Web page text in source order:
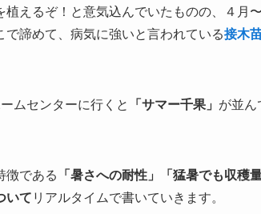
えるぞ！と意気込んでいたものの、４月
諦めて、病気に強いと言われている接木
ムセンターに行くと 「サマー千果」 が並
徴である 「暑さへの耐性」「猛暑でも収
いてリアルタイムで書いていきます。